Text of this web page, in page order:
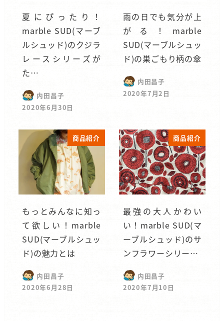
夏にぴったり！
marble SUD(マーブ
ルシュッド)のクジラ
レースシリーズが
た…
内田昌子
2020年6月30日
雨の日でも気分が上
がる！marble
SUD(マーブルシュッ
ド)の巣ごもり柄の傘
内田昌子
2020年7月2日
商品紹介
もっとみんなに知っ
て欲しい！marble
SUD(マーブルシュッ
ド)の魅力とは
内田昌子
2020年6月28日
商品紹介
最強の大人かわい
い！marble SUD(マ
ーブルシュッド)のサ
ンフラワーシリー…
内田昌子
2020年7月10日